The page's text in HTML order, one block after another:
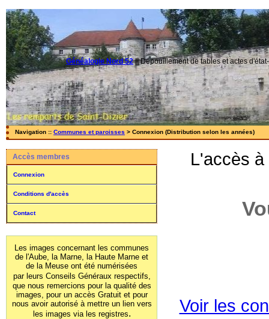
Généalogie Nord 52||Dépouillement de tables et actes
Navigation :: Communes et paroisses > Connexion (Distribution selon les années)
Accès membres
Connexion
Conditions d'accès
Contact
Les images concernant les communes
de l'Aube, la Marne, la Haute Marne et
de la Meuse ont été numérisées
par leurs Conseils Généraux respectifs,
que nous remercions pour la qualité des
images, pour un accès Gratuit et pour
nous avoir autorisé à mettre un lien vers
les images via les registres.
L'accès
Voir les